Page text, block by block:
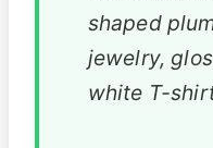
shaped
jewelry,
white T-